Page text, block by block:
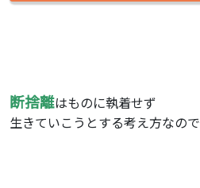
断捨離はものに執着せず
生きていこうとする考え方なので